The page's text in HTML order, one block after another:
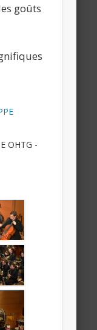
goûts
OHTG -